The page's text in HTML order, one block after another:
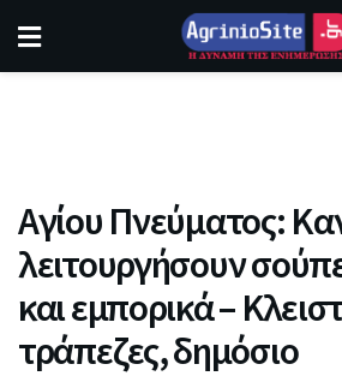
Αγίου Πνεύματος:
λειτουργήσουν
και εμπορικά –
τράπεζες, δημόσιο